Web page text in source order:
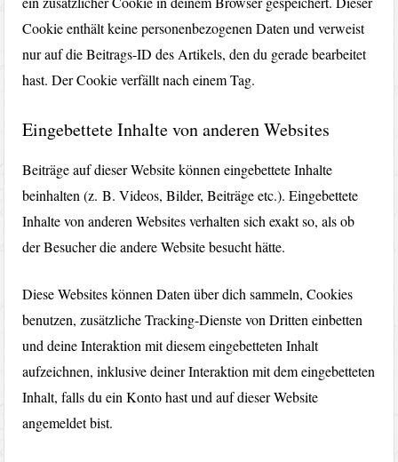
Cookie enthält keine personenbezogenen Daten und verweist
nur auf die Beitrags-ID des Artikels, den du gerade bearbeitet
hast. Der Cookie verfällt nach einem Tag.
Eingebettete Inhalte von anderen Websites
Beiträge auf dieser Website können eingebettete Inhalte
beinhalten (z. B. Videos, Bilder, Beiträge etc.). Eingebettete
Inhalte von anderen Websites verhalten sich exakt so, als ob
der Besucher die andere Website besucht hätte.
Diese Websites können Daten über dich sammeln, Cookies
benutzen, zusätzliche Tracking-Dienste von Dritten einbetten
und deine Interaktion mit diesem eingebetteten Inhalt
aufzeichnen, inklusive deiner Interaktion mit dem eingebetteten
Inhalt, falls du ein Konto hast und auf dieser Website
angemeldet bist.